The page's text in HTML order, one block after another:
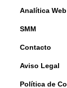
Analítica Web
SMM
Contacto
Aviso Legal
Política de